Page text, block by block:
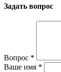
Задать вопрос
Вопрос *
Ваше имя *